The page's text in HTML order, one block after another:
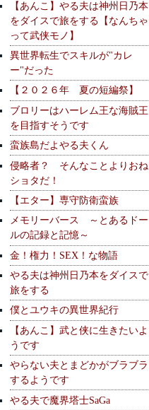
【あんこ】やる夫は神州日乃本
をダイスで旅をする【なんちゃ
って武侠モノ】
異世界転生でスキルが"カレ
ー"だった
【２０２６年 夏の短編祭】
ブロリーはハーレム王な海賊王
を目指すそうです
蛮族島だよやる夫くん
侵略者？ そんなことよりおね
ショタだ！
【エター】専守防衛蛮族
メモリーバース ～とあるドー
ルの記録と記憶～
金！権力！SEX！な物語
やる夫は神州日乃本をダイスで
旅をする
僕とユウキの異世界紀行
【あんこ】武と侠に生きたいよ
うです
やらない夫とまどかがブラブラ
するようです
やる夫で魔界塔士SaGa